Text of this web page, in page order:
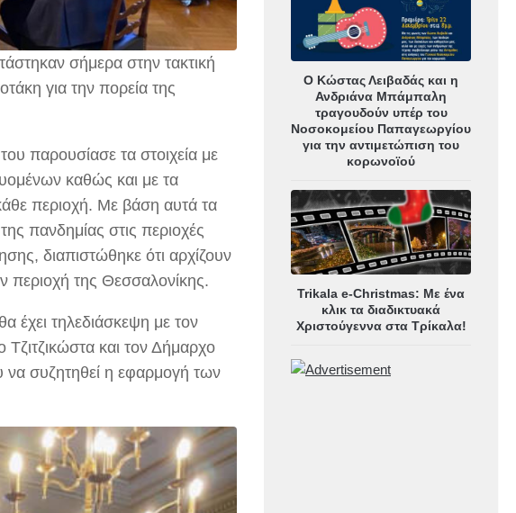
σήμερα στην τακτική
για την πορεία της
παρουσίασε τα στοιχεία με
καθώς και με τα
περιοχή. Με βάση αυτά τα
πανδημίας στις περιοχές
διαπιστώθηκε ότι αρχίζουν
περιοχή της Θεσσαλονίκης.
έχει τηλεδιάσκεψη με τον
και τον Δήμαρχο
να συζητηθεί η εφαρμογή των
Ο Κώστας Λειβαδάς και η
Ανδριάνα Μπάμπαλη
τραγουδούν υπέρ του
Νοσοκομείου Παπαγεωργίου
για την αντιμετώπιση του
κορωνοϊού
Trikala e-Christmas: Με ένα
κλικ τα διαδικτυακά
Χριστούγεννα στα Τρίκαλα!